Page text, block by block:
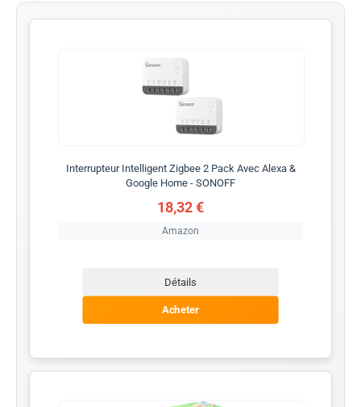
Interrupteur Intelligent Zigbee 2 Pack Avec Alexa &
Google Home - SONOFF
18,32 €
Amazon
Détails
Acheter